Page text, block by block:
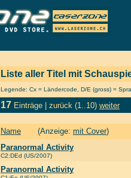
Liste aller Titel mit
Legende: Cx = Ländercode, D/E (gross) =
17 Einträge | zurück (1..10) weiter
Name (Anzeige: mit Cover)
Paranormal Activity
C2:DEd (US/2007)
Paranormal Activity